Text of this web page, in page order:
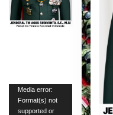
Pemutar
Video
Media error:
Format(s) not
supported or